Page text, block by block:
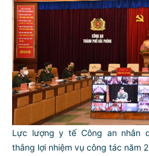
Lực lượng y tế Công an nhân
thắng lợi nhiệm vụ công tác năm